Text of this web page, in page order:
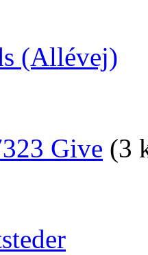
(Allévej)
Give (3